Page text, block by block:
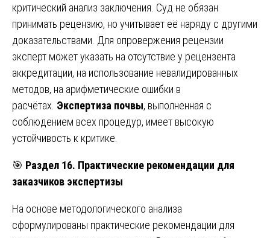
критический анализ заключения. Суд не обязан
принимать рецензию, но учитывает её наряду с другими
доказательствами. Для опровержения рецензии
эксперт может указать на отсутствие у рецензента
аккредитации, на использование невалидированных
методов, на арифметические ошибки в
расчётах. Экспертиза почвы, выполненная с
соблюдением всех процедур, имеет высокую
устойчивость к критике.
🎯 Раздел 16. Практические рекомендации для
заказчиков экспертизы
На основе методологического анализа
сформулированы практические рекомендации для